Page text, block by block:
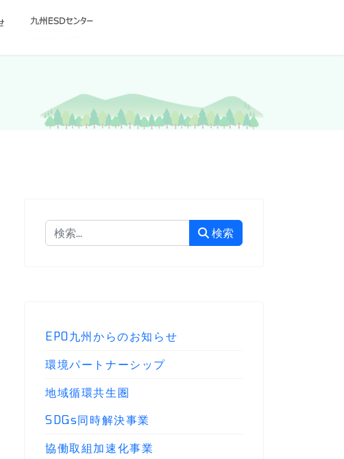
検索 検索
EPO九州からのお知らせ
環境パートナーシップ
地域循環共生圏
SDGs同時解決事業
協働取組加速化事業